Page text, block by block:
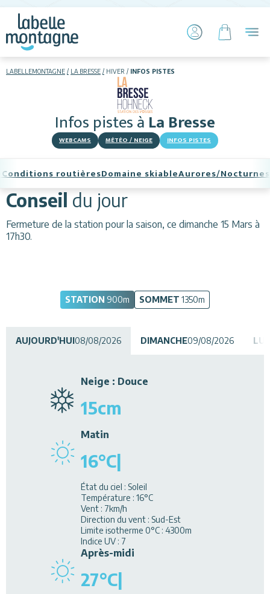
LABELLEMONTAGNE LA BRESSE HIVER INFOS PISTES
Infos pistesàLa Bresse
WEBCAMS MÉTÉO / NEIGE INFOS PISTES
Hébergements
Restaurants
Animations
Conditions routièresDomaine skiableAurores/Nocturnes
Conseil du jour
Fermeture de la station pour la saison, ce dimanche 15 Mars à
17h30.
STATION 900m SOMMET 1350m
AUJOURD'HUI08/08/2026 DIMANCHE09/08/2026
Neige : Douce
15cm
Matin
16°C|
État du ciel : Soleil
Température : 16°C
Vent : 7km/h
Direction du vent : Sud-Est
Limite isotherme 0°C : 4300m
Indice UV : 7
Après-midi
27°C|